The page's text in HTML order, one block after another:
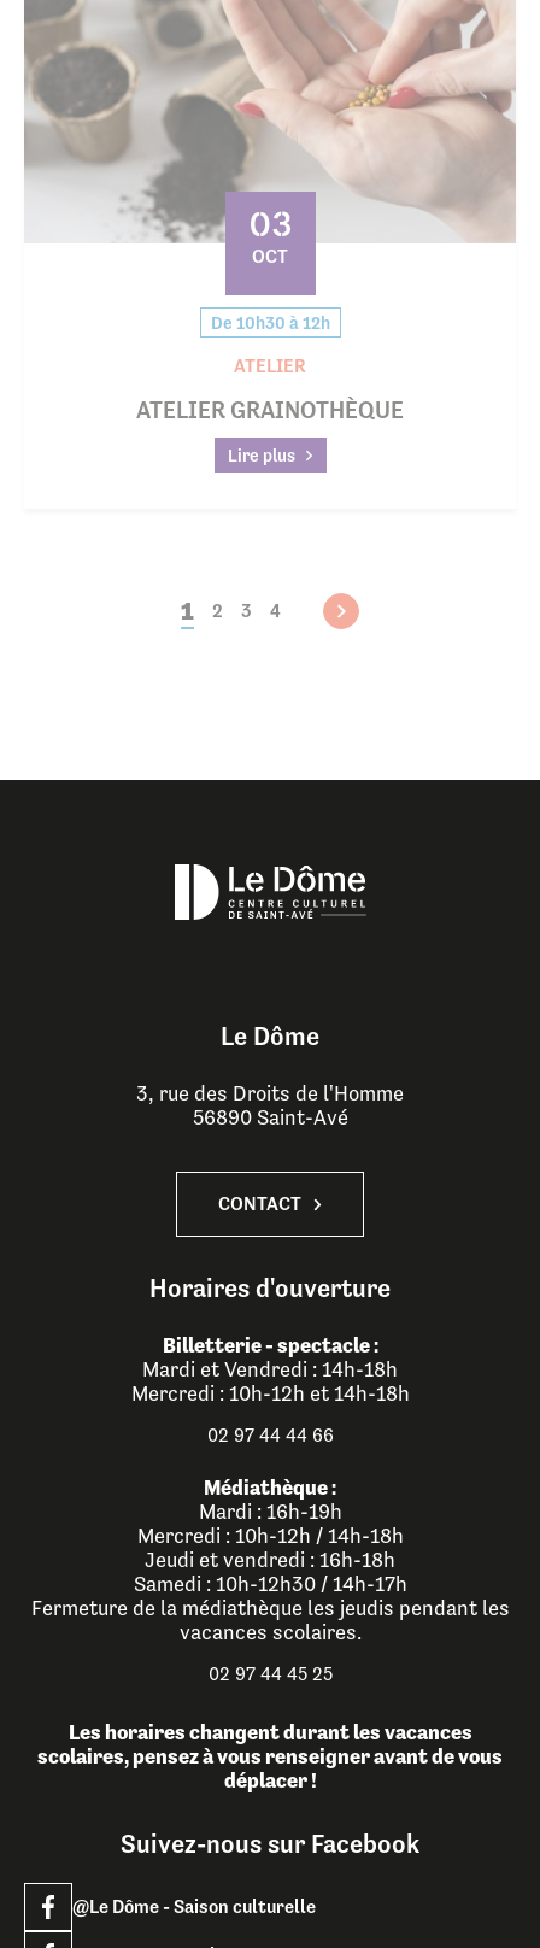
03
OCT
De 10h30 à 12h
ATELIER
ATELIER GRAINOTHÈQUE
Lire plus
1 2 3 4
Le Dôme
3, rue des Droits de l'Homme
56890 Saint-Avé
CONTACT
Horaires d'ouverture
Billetterie - spectacle :
Mardi et Vendredi : 14h-18h
Mercredi : 10h-12h et 14h-18h
02 97 44 44 66
Médiathèque :
Mardi : 16h-19h
Mercredi : 10h-12h / 14h-18h
Jeudi et vendredi : 16h-18h
Samedi : 10h-12h30 / 14h-17h
Fermeture de la médiathèque les jeudis pendant les
vacances scolaires.
02 97 44 45 25
Les horaires changent durant les vacances
scolaires, pensez à vous renseigner avant de vous
déplacer !
Suivez-nous sur Facebook
@Le Dôme - Saison culturelle